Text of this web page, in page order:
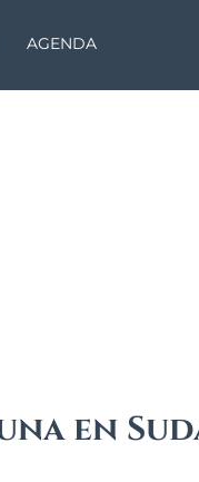
AGENDA
en